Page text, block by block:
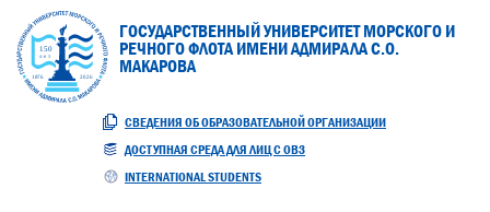
ГОСУДАРСТВЕННЫЙ УНИВЕРСИТЕТ МОРСКОГО И
РЕЧНОГО ФЛОТА ИМЕНИ АДМИРАЛА С.О.
МАКАРОВА
СВЕДЕНИЯ ОБ ОБРАЗОВАТЕЛЬНОЙ ОРГАНИЗАЦИИ
ДОСТУПНАЯ СРЕДА ДЛЯ ЛИЦ С ОВЗ
INTERNATIONAL STUDENTS